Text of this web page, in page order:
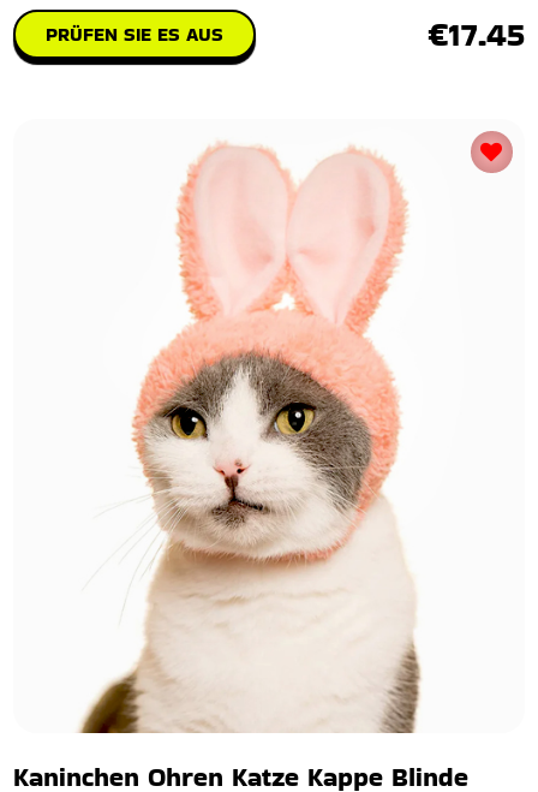
PRÜFEN SIE ES AUS €17.45
Kaninchen Ohren Katze Kappe Blinde